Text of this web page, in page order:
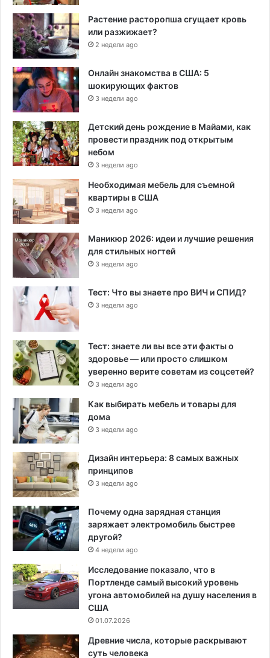
Растение расторопша сгущает кровь
или разжижает?
2 недели ago
Онлайн знакомства в США: 5
шокирующих фактов
3 недели ago
Детский день рождение в Майами, как
провести праздник под открытым
небом
3 недели ago
Необходимая мебель для съемной
квартиры в США
3 недели ago
Маникюр 2026: идеи и лучшие решения
для стильных ногтей
3 недели ago
Тест: Что вы знаете про ВИЧ и СПИД?
3 недели ago
Тест: знаете ли вы все эти факты о
здоровье — или просто слишком
уверенно верите советам из соцсетей?
3 недели ago
Как выбирать мебель и товары для
дома
3 недели ago
Дизайн интерьера: 8 самых важных
принципов
3 недели ago
Почему одна зарядная станция
заряжает электромобиль быстрее
другой?
4 недели ago
Исследование показало, что в
Портленде самый высокий уровень
угона автомобилей на душу населения в
США
01.07.2026
Древние числа, которые раскрывают
суть человека